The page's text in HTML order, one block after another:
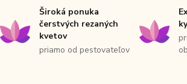
Široká ponuka
čerstvých rezaných
kvetov
priamo od pestovateľov